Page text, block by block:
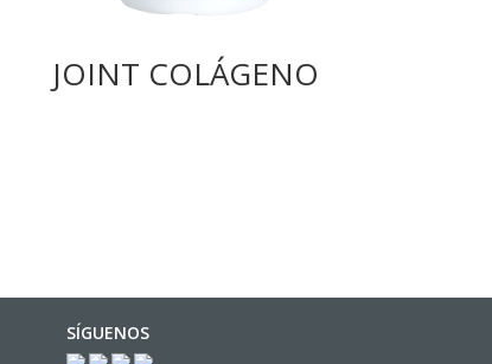
JOINT COLÁGENO
SÍGUENOS